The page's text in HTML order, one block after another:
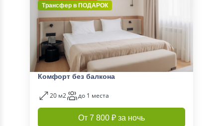
Трансфер в ПОДАРОК
Комфорт без балкона
20 м2 до 1 места
От 7 800 ₽ за ночь